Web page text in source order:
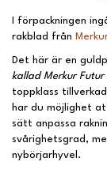
I förpackningen
rakblad från
Det här är en
kallad Merkur Futur
toppklass
har du möjlighet
sätt anpassa
svårighetsgrad,
nybörjarhyvel.